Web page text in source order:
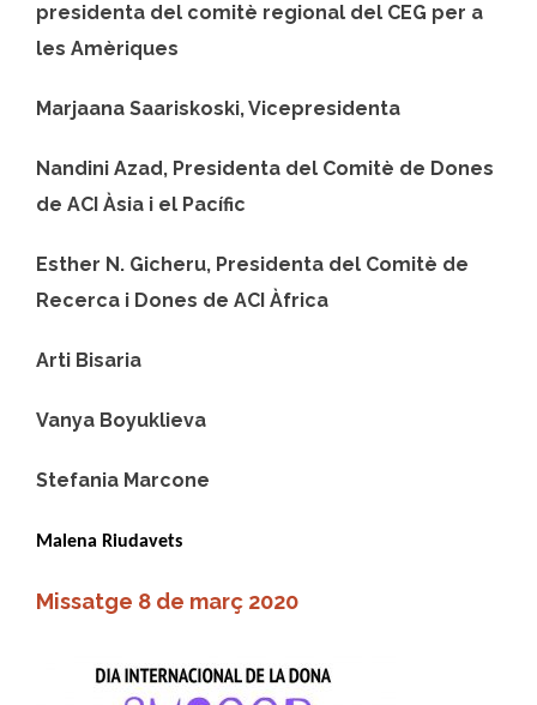
presidenta del comitè regional del CEG per a
les Amèriques
Marjaana Saariskoski, Vicepresidenta
Nandini Azad, Presidenta del Comitè de Dones
de ACI Àsia i el Pacífic
Esther N. Gicheru, Presidenta del Comitè de
Recerca i Dones de ACI Àfrica
Arti Bisaria
Vanya Boyuklieva
Stefania Marcone
Malena Riudavets
Missatge 8 de març 2020